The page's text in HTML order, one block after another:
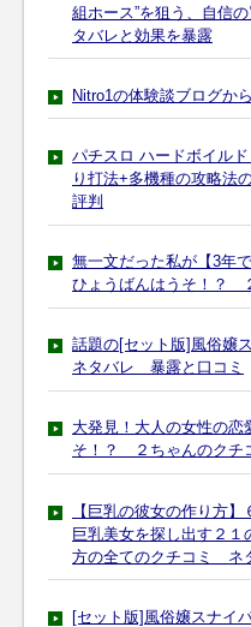
組ホース”を狙う、自信
タバレと効果を暴露
Nitro1の体験談ブログか
パチスロ ハードボイル
り打法+多機種の攻略法
評判
無一文だった私が【3年
ひょうばんはうそ！？
話題の[セット版]風俗嬢
ネタバレ 暴露と口コミ
大発見！大人の女性の恋
そ！？ ２ちゃんのクチ
【巨乳の彼女の作り方
巨乳美女を探し出す２１
方の全てのクチコミ ネ
[セット版]風俗嬢スナイ